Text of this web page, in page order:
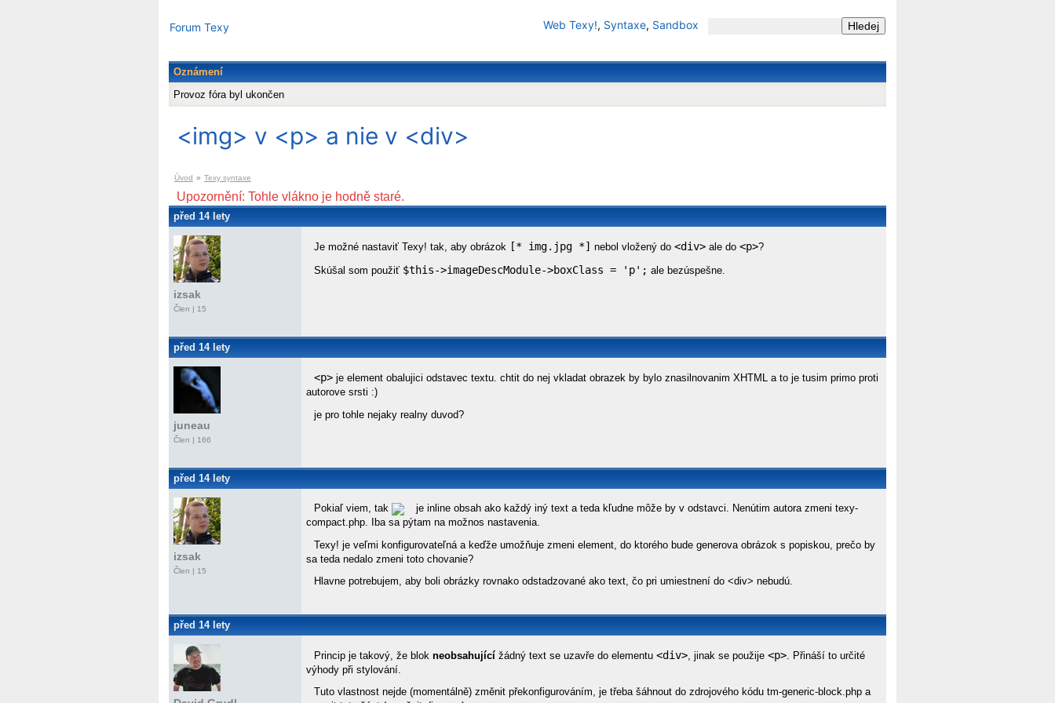
Forum Texy Web Texy!, Syntaxe, Sandbox
Oznámení
Provoz fóra byl ukončen
<img> v <p> a nie v <div>
Úvod » Texy syntaxe
Upozornění: Tohle vlákno je hodně staré.
před 14 lety
izsak
Člen | 15
Je možné nastaviť Texy! tak, aby obrázok [* img.jpg *] nebol vložený do<div> ale do<p>?
Skúšal som použiť $this->imageDescModule->boxClass = 'p'; ale bezúspešne.
před 14 lety
juneau
Člen | 166
<p> je element obalujici odstavec textu. chtit do nej vkladat obrazek by bylo znasilnovanim XHTML a to je tusim primo proti
autorove srsti :)
je pro tohle nejaky realny duvod?
před 14 lety
izsak
Člen | 15
Pokiaľ viem, tak
je inline obsah ako každý iný text a teda kľudne môže by v odstavci. Nenútim autora zmeni texy-
compact.php. Iba sa pýtam na možnos nastavenia.
Texy! je veľmi konfigurovateľná a keďže umožňuje zmeni element, do ktorého bude generova obrázok s popiskou, prečo by
sa teda nedalo zmeni toto chovanie?
Hlavne potrebujem, aby boli obrázky rovnako odstadzované ako text, čo pri umiestnení do <div> nebudú.
před 14 lety
Princip je takový, že blokneobsahující žádný text se uzavře do elementu<div>, jinak se použije<p>. Přináší to určité
výhody při stylování.
Tuto vlastnost nejde (momentálně) změnit překonfigurováním, je třeba šáhnout do zdrojového kódu tm-generic-block.php a